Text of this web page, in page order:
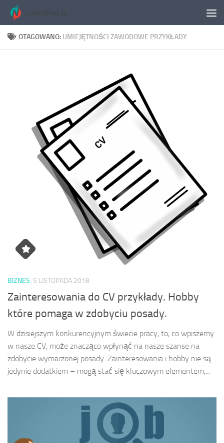
Skip to content
OTAGOWANO: UMIEJĘTNOŚCI ZAWODOWE PRZYKŁADY
BIZNES 5 LISTOPADA 2018
Zainteresowania do CV przykłady. Hobby
które pomaga w zdobyciu posady.
W dzisiejszym konkurencyjnym świecie pracy, to, co wpiszemy
w nasze CV, może znacząco wpłynąć na nasze szanse na
zdobycie wymarzonej posady. Zainteresowania i hobby nie są
jedynie dodatkiem – mogą stać się kluczowym elementem,...